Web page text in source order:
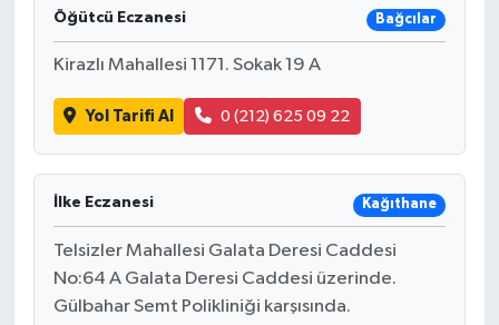
Öğütcü Eczanesi Bağcılar
Kirazlı Mahallesi 1171. Sokak 19 A
Yol Tarifi Al 0 (212) 625 09 22
İlke Eczanesi Kağıthane
Telsizler Mahallesi Galata Deresi Caddesi
No:64 A Galata Deresi Caddesi üzerinde.
Gülbahar Semt Polikliniği karşısında.